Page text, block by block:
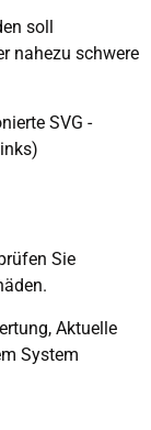
soll
nahezu schwere
SVG -
Sie
Aktuelle
System